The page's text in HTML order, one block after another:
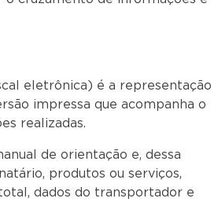
eletrônica) é a representação
impressa que acompanha o
realizadas.
de orientação e, dessa
produtos ou serviços,
dados do transportador e